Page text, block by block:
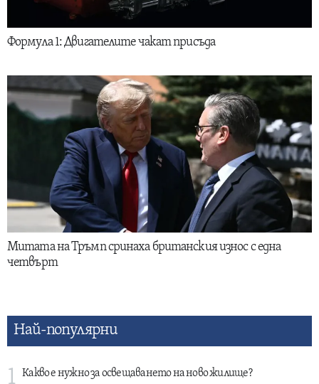
Формула 1: Двигателите чакат присъда
Митата на Тръмп сринаха британския износ с една
четвърт
Най-популярни
1 Какво е нужно за освещаването на ново жилище?